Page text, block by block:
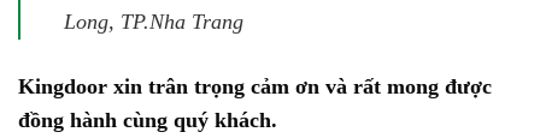
Long, TP.Nha Trang
Kingdoor xin trân trọng cảm ơn và rất mong được
đồng hành cùng quý khách.